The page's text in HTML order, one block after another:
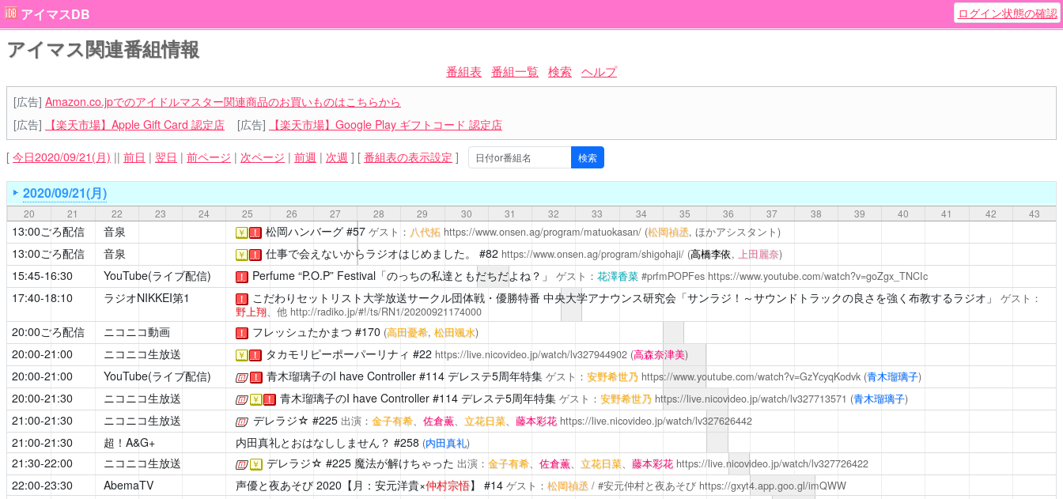
アイマスDB ログイン状態の確認
アイマス関連番組情報
番組表 番組一覧 検索 ヘルプ
[広告] Amazon.co.jpでのアイドルマスター関連商品のお買いものはこちらから
[広告]
【楽天市場】Apple Gift Card 認定店 [広告] 【楽天市場】Google Play ギフトコード 認定店
[ 今日2020/09/21(月) || 前日 | 翌日 | 前ページ | 次ページ | 前週 | 次週 ] [ 番組表の表示設定 ]
2020/09/21(月)
20 21 22 23 24 25 26 27 28 29 30 31 32 33 34 35 36 37 38 39 40 41 42 43
13:00ごろ配信 音泉 ￥ ！ 松岡ハンバーグ#57 ゲスト： 八代拓 https://www.onsen.ag/program/matuokasan/ (松岡禎丞, ほかアシスタント)
13:00ごろ配信 音泉 ￥ ！ 仕事で会えないからラジオはじめました。 #82 https://www.onsen.ag/program/shigohaji/ (高橋李依, 上田麗奈)
15:45-16:30 YouTube(ライブ配信) ！ Perfume “P.O.P” Festival「のっちの私達ともだちだよね？」 ゲスト： 花澤香菜#prfmPOPFes https://www.youtube.com/watch?v=goZgx_TNCIc
17:40-18:10 ラジオNIKKEI第1 ！ こだわりセットリスト大学放送サークル団体戦・優勝特番 中央大学アナウンス研究会「サンラジ！～サウンドトラックの良さを強く布教するラジオ」
ゲスト：
野上翔、他 http://radiko.jp/#!/ts/RN1/20200921174000
20:00ごろ配信 ニコニコ動画 ！ フレッシュたかまつ #170 (高田憂希, 松田颯水)
20:00-21:00 ニコニコ生放送 ￥ ！ タカモリピーポーパーリナィ #22 https://live.nicovideo.jp/watch/lv327944902 (高森奈津美)
20:00-21:00 YouTube(ライブ配信)
[公式] ！ 青木瑠璃子のI have Controller#114 デレステ5周年特集 ゲスト： 安野希世乃 https://www.youtube.com/watch?v=GzYcyqKodvk (青木瑠璃子)
20:00-21:30 ニコニコ生放送
[公式] ￥ ！ 青木瑠璃子のI have Controller#114 デレステ5周年特集 ゲスト： 安野希世乃 https://live.nicovideo.jp/watch/lv327713571 (青木瑠璃子)
21:00-21:30 ニコニコ生放送
[公式] デレラジ☆ #225 出演： 金子有希、 佐倉薫、 立花日菜、 藤本彩花 https://live.nicovideo.jp/watch/lv327626442
21:00-21:30 超！A&G+ 内田真礼とおはなししません？ #258 (内田真礼)
21:30-22:00 ニコニコ生放送
[公式] ￥ デレラジ☆ #225 魔法が解けちゃった 出演： 金子有希、 佐倉薫、 立花日菜、 藤本彩花 https://live.nicovideo.jp/watch/lv327726422
22:00-23:30 AbemaTV 声優と夜あそび2020【月：安元洋貴×仲村宗悟】 #14 ゲスト： 松岡禎丞/ #安元仲村と夜あそび https://gxyt4.app.goo.gl/imQWW